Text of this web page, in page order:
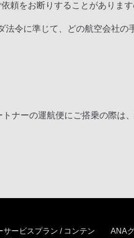
頼をお断りすることがあります
令に準じて、どの航空会社の
ナーの運航便にご搭乗の際は
サービスプラン / コンテン
ANA